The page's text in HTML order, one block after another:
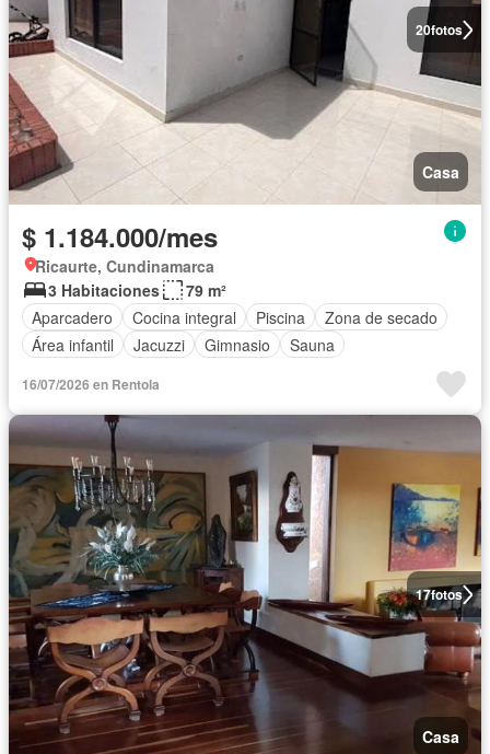
20fotos
Casa
$ 1.184.000/mes
Ricaurte, Cundinamarca
3 Habitaciones
79 m²
Aparcadero
Cocina integral Piscina
Zona de secado
Área infantil
Jacuzzi Gimnasio Sauna
16/07/2026 en Rentola
17fotos
Casa